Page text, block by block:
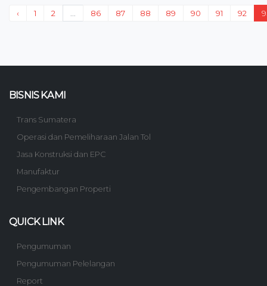
‹ 1 2 86 87 88 89 90 91 92
BISNIS KAMI
Trans Sumatera
Operasi dan Pemeliharaan Jalan Tol
Jasa Konstruksi dan EPC
Manufaktur
Pengembangan Properti
QUICK LINK
Pengumuman
Pengumuman Pelelangan
Report